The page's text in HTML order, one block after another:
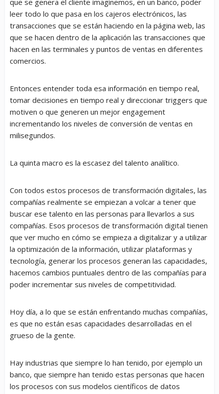
que se genera el cliente imaginemos, en un banco, poder
leer todo lo que pasa en los cajeros electrónicos, las
transacciones que se están haciendo en la página web, las
que se hacen dentro de la aplicación las transacciones que
hacen en las terminales y puntos de ventas en diferentes
comercios.
Entonces entender toda esa información en tiempo real,
tomar decisiones en tiempo real y direccionar triggers que
motiven o que generen un mejor engagement
incrementando los niveles de conversión de ventas en
milisegundos.
La quinta macro es la escasez del talento analítico.
Con todos estos procesos de transformación digitales, las
compañías realmente se empiezan a volcar a tener que
buscar ese talento en las personas para llevarlos a sus
compañías. Esos procesos de transformación digital tienen
que ver mucho en cómo se empieza a digitalizar y a utilizar
la optimización de la información, utilizar plataformas y
tecnología, generar los procesos generan las capacidades,
hacemos cambios puntuales dentro de las compañías para
poder incrementar sus niveles de competitividad.
Hoy día, a lo que se están enfrentando muchas compañías,
es que no están esas capacidades desarrolladas en el
grueso de la gente.
Hay industrias que siempre lo han tenido, por ejemplo un
banco, que siempre han tenido estas personas que hacen
los procesos con sus modelos científicos de datos